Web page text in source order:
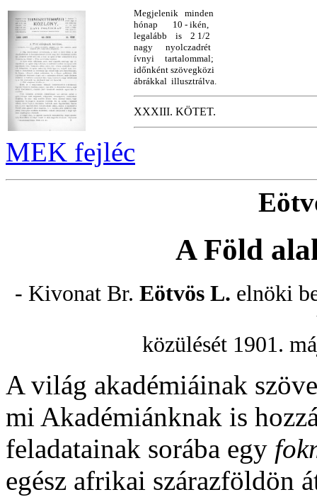
Megjelenik minden
hónap 10 - ikén,
legalább is 2 1/2
nagy nyolczadrét
ívnyi tartalommal;
időnként szövegközi
ábrákkal illusztrálva.
XXXIII. KÖTET.
MEK fejléc
A Föld
- Kivonat Br. Eötvös L. elnöki
közülését 1901.
A világ akadémiáinak
mi Akadémiánknak is
feladatainak sorába egy
egész afrikai szárazföldön